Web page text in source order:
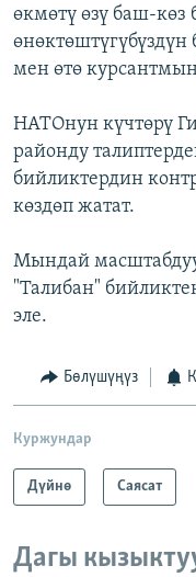
өкмөтү өзү баш-
мен өтө
НАТОнун күчтөрү
районду
бийликтердин
көздөп жатат.
Мындай
"Талибан"
эле.
Бөлүшүңүз
Куржундар
Дүйнө Саясат
Дагы